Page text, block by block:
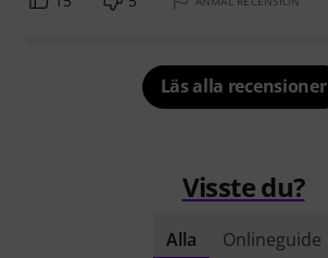
Läs alla recensioner
Visste du?
Alla Onlineguide